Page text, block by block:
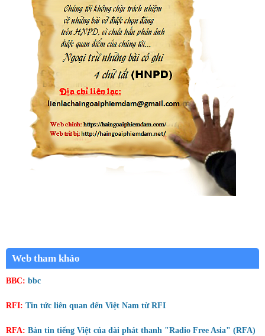
Web tham khảo
BBC: bbc
RFI: Tin tức liên quan đến Việt Nam từ RFI
RFA: Bản tin tiếng Việt của đài phát thanh "Radio Free Asia" (RFA)